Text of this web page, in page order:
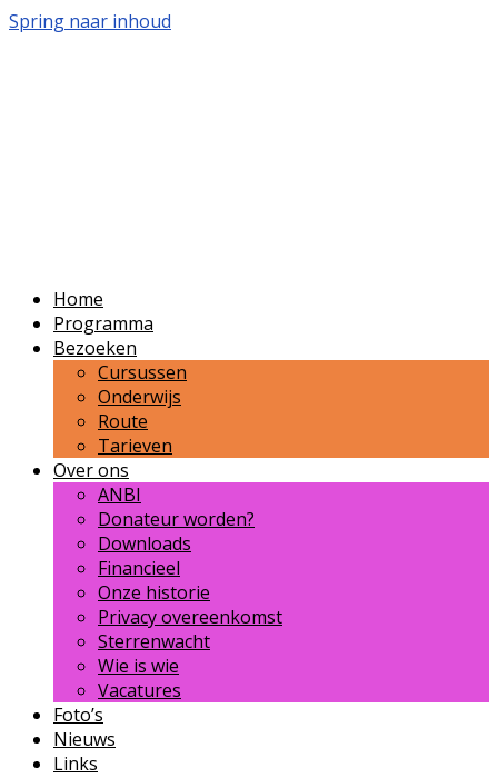
Spring naar inhoud
Home
Programma
Bezoeken
Cursussen
Onderwijs
Route
Tarieven
Over ons
ANBI
Donateur worden?
Downloads
Financieel
Onze historie
Privacy overeenkomst
Sterrenwacht
Wie is wie
Vacatures
Foto’s
Nieuws
Links